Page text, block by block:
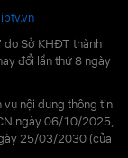
Sở KHĐT thành
đổi lần thứ 8 ngày
nội dung thông tin
ngày 06/10/2025,
25/03/2030 (của